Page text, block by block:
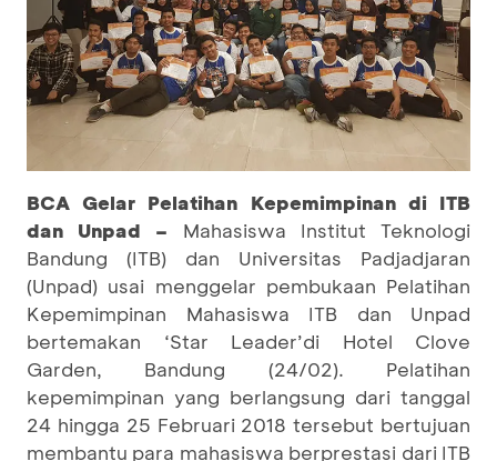
BCA Gelar Pelatihan Kepemimpinan di ITB
dan Unpad – Mahasiswa Institut Teknologi
Bandung (ITB) dan Universitas Padjadjaran
(Unpad) usai menggelar pembukaan Pelatihan
Kepemimpinan Mahasiswa ITB dan Unpad
bertemakan ‘Star Leader’di Hotel Clove
Garden, Bandung (24/02). Pelatihan
kepemimpinan yang berlangsung dari tanggal
24 hingga 25 Februari 2018 tersebut bertujuan
membantu para mahasiswa berprestasi dari ITB